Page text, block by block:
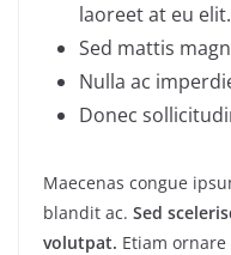
laoreet at eu elit.
Sed mattis
Nulla ac
Donec
Maecenas congue
blandit ac. Sed
volutpat. Etiam